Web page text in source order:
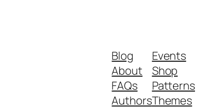
Blog
About
FAQs
Authors
Events
Shop
Patterns
Themes